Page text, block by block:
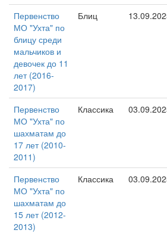
Первенство
МО "Ухта" по
блицу среди
мальчиков и
девочек до 11
лет (2016-
2017)
Блиц
Первенство
МО "Ухта" по
шахматам до
17 лет (2010-
2011)
Классика
Первенство
МО "Ухта" по
шахматам до
15 лет (2012-
2013)
Классика